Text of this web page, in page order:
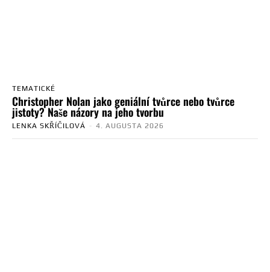
TEMATICKÉ
Christopher Nolan jako geniální tvůrce nebo tvůrce
jistoty? Naše názory na jeho tvorbu
LENKA SKŘÍČILOVÁ - 4. AUGUSTA 2026